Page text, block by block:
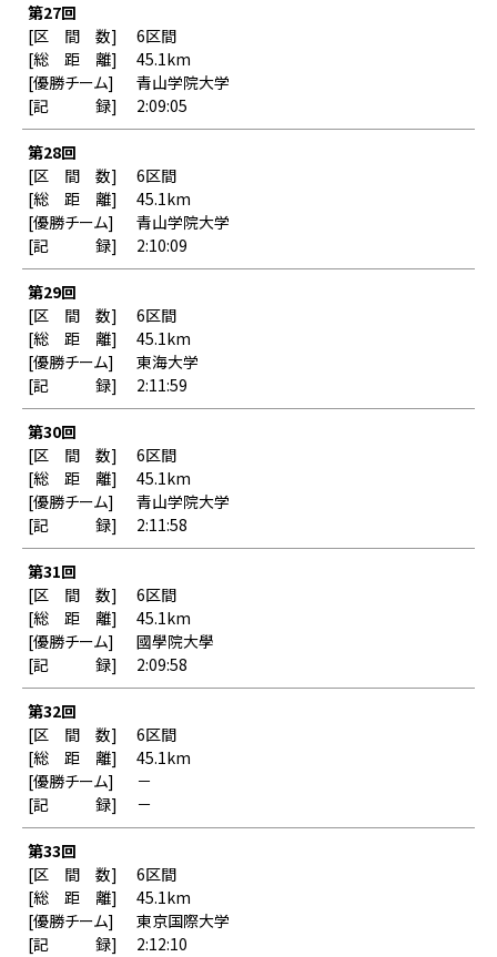
第27回
6区間
45.1km
青山学院大学
2:09:05
第28回
6区間
45.1km
青山学院大学
2:10:09
第29回
6区間
45.1km
東海大学
2:11:59
第30回
6区間
45.1km
青山学院大学
2:11:58
第31回
6区間
45.1km
國學院大學
2:09:58
第32回
6区間
45.1km
－
－
第33回
6区間
45.1km
東京国際大学
2:12:10